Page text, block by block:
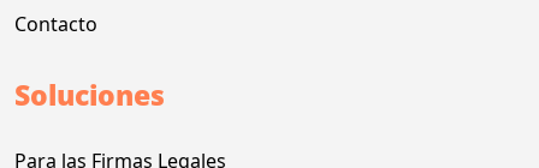
Contacto
Soluciones
Para las Firmas Legales